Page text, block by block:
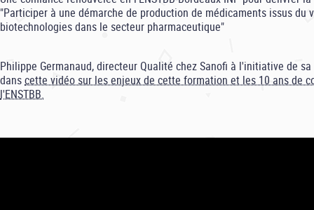
"Participer à une démarche de production de médicaments issus du
biotechnologies dans le secteur pharmaceutique"
Philippe Germanaud, directeur Qualité chez Sanofi à l'initiative de
danscette vidéo sur les enjeux de cette formation et les 10 ans de
l'ENSTBB.